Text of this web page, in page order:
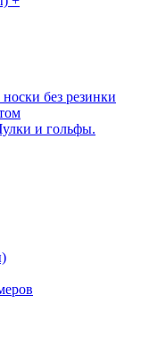
без резинки
и гольфы.